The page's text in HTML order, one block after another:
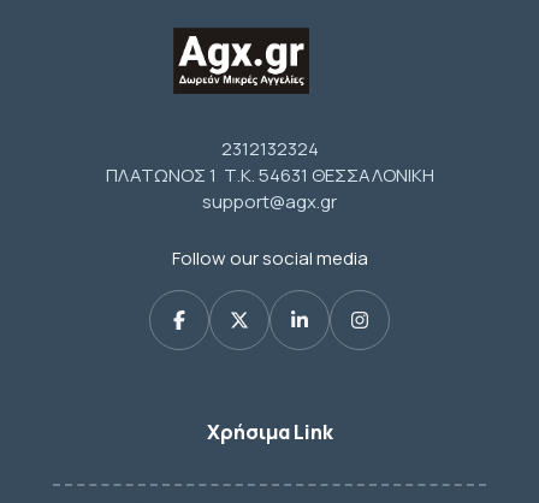
2312132324
ΠΛΑΤΩΝΟΣ 1 Τ.Κ. 54631 ΘΕΣΣΑΛΟΝΙΚΗ
support@agx.gr
Follow our social media
Χρήσιμα Link